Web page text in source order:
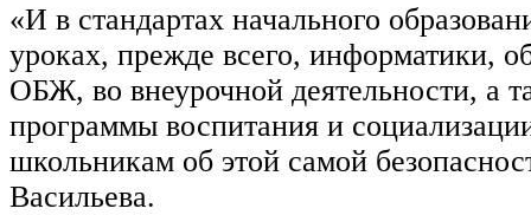
«И в стандартах начального
уроках, прежде всего, информатики,
ОБЖ, во внеурочной деятельности, а
программы воспитания и
школьникам об этой самой
Васильева.